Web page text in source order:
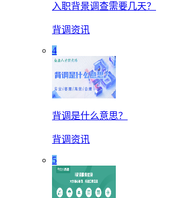
入职背景调查需要几天？
背调资讯
4
背调是什么意思？
背调资讯
5